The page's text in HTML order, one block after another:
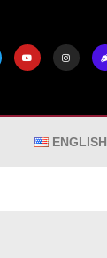
ENGLISH